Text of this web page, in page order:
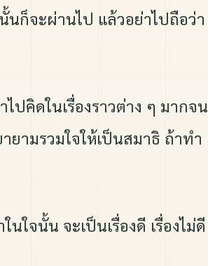
นก็จะผ่านไป แล้วอย่าไปถือว่า
ปคิดในเรื่องราวต่าง ๆ มากจน
ยามรวมใจให้เป็นสมาธิ ถ้าทำ
ใจนั้น จะเป็นเรื่องดี เรื่องไม่ดี